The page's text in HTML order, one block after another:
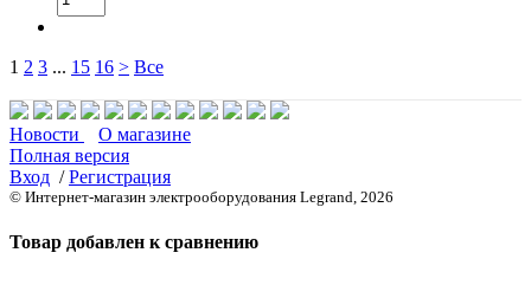
1 2 3 ... 15 16 > Все
Новости
О магазине
Полная версия
Вход /Регистрация
© Интернет-магазин электрооборудования Legrand, 2026
Товар добавлен к сравнению